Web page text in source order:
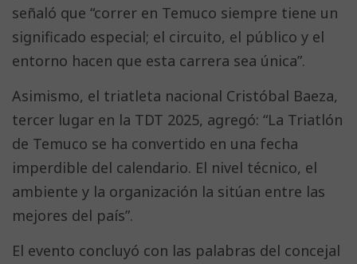
señaló que “correr en Temuco siempre tiene un
significado especial; el circuito, el público y el
entorno hacen que esta carrera sea única”.
Asimismo, el triatleta nacional Cristóbal Baeza,
tercer lugar en la TDT 2025, agregó: “La Triatlón
de Temuco se ha convertido en una fecha
imperdible del calendario. El nivel técnico, el
ambiente y la organización la sitúan entre las
mejores del país”.
El evento concluyó con las palabras del concejal